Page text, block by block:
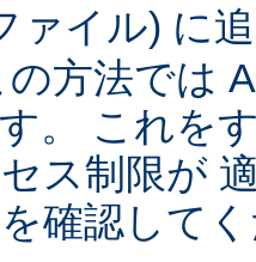
ァイル) に
の方法では
。 これを
ス制限が
確認して